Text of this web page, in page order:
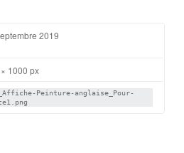
2019
1000 px
Peinture-anglaise_Pour-